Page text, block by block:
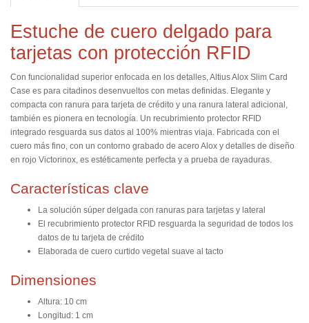
Estuche de cuero delgado para
tarjetas con protección RFID
Con funcionalidad superior enfocada en los detalles, Altius Alox Slim Card
Case es para citadinos desenvueltos con metas definidas. Elegante y
compacta con ranura para tarjeta de crédito y una ranura lateral adicional,
también es pionera en tecnología. Un recubrimiento protector RFID
integrado resguarda sus datos al 100% mientras viaja. Fabricada con el
cuero más fino, con un contorno grabado de acero Alox y detalles de diseño
en rojo Victorinox, es estéticamente perfecta y a prueba de rayaduras.
Características clave
La solución súper delgada con ranuras para tarjetas y lateral
El recubrimiento protector RFID resguarda la seguridad de todos los
datos de tu tarjeta de crédito
Elaborada de cuero curtido vegetal suave al tacto
Dimensiones
Altura: 10 cm
Longitud: 1 cm